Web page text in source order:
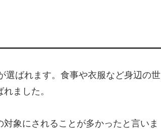
選ばれます。食事や衣服など身辺の世
ました。
象にされることが多かったと言いま